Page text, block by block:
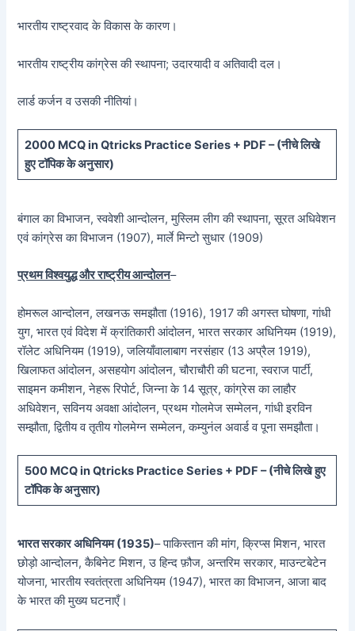
भारतीय राष्ट्रवाद के विकास के कारण।
भारतीय राष्ट्रीय कांग्रेस की स्थापना; उदारयादी व अतिवादी दल।
लार्ड कर्जन व उसकी नीतियां।
2000 MCQ in Qtricks Practice Series + PDF – (नीचेलिखे
हुए टॉपिक के अनुसार)
बंगाल का विभाजन, स्ववेशी आन्दोलन, मुस्लिम लीग की स्थापना, सूरत अधिवेशन
एवं कांग्रेस का विभाजन (1907), मार्ले मिन्टो सुधार (1909)
प्रथम विश्वयुद्ध और राष्ट्रीय आन्दोलन–
होमरूल आन्दोलन, लखनऊ समझौता (1916), 1917 की अगस्त घोषणा, गांधी
युग, भारत एवं विदेश में क्रांतिकारी आंदोलन, भारत सरकार अधिनियम (1919),
रॉलेट अधिनियम (1919), जलियाँवालाबाग नरसंहार (13 अप्रैल 1919),
खिलाफत आंदोलन, असहयोग आंदोलन, चौराचौरी की घटना, स्वराज पार्टी,
साइमन कमीशन, नेहरू रिपोर्ट, जिन्ना के 14 सूत्र, कांग्रेस का लाहौर
अधिवेशन, सविनय अवक्षा आंदोलन, प्रथम गोलमेज सम्मेलन, गांधी इरविन
सम्झौता, द्वितीय व तृतीय गोलमेग्न सम्मेलन, कम्युनंल अवार्ड व पूना समझौता।
500 MCQ in Qtricks Practice Series + PDF – (नीचेलिखे हुए
टॉपिक के अनुसार)
भारत सरकार अधिनियम (1935)– पाकिस्तान की मांग, क्रिप्स मिशन, भारत
छोड़ो आन्दोलन, कैबिनेट मिशन, उ हिन्द फ़ौज, अन्तरिम सरकार, माउन्टबेटेन
योजना, भारतीय स्वतंत्रता अधिनियम (1947), भारत का विभाजन, आजा बाद
के भारत की मुख्य घटनाएँ।